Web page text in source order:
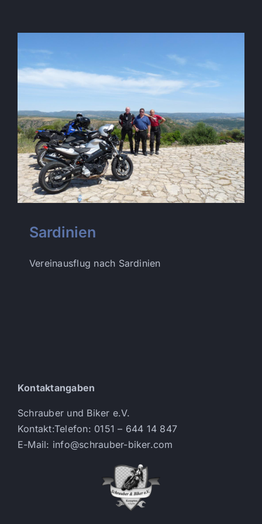
Sardinien
Vereinausflug nach Sardinien
Kontaktangaben
Schrauber und Biker e.V.
Kontakt:Telefon: 0151 – 644 14 847
E-Mail: info@schrauber-biker.com